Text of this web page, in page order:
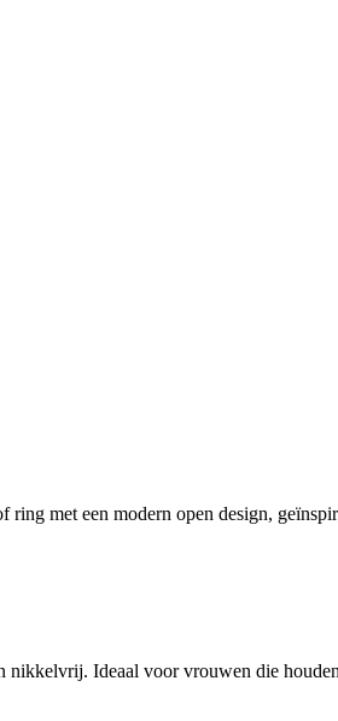
met een modern open design,
Ideaal voor vrouwen die